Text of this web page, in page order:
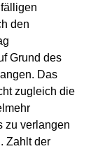
den
Grund des
Das
zugleich die
zu verlangen
Zahlt der